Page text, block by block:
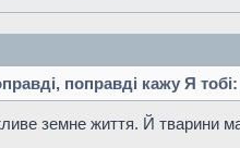
поправді кажу Я
земне життя. Й тварини